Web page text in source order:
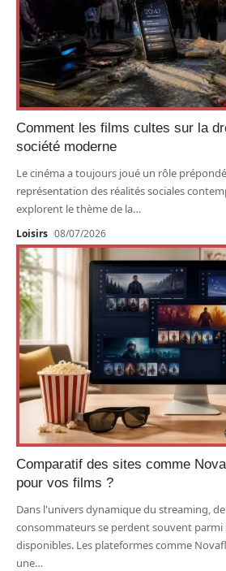
Comment les films cultes sur la
société moderne
Le cinéma a toujours joué un rôle
représentation des réalités sociales
explorent le thème de la…
Loisirs 08/07/2026
Comparatif des sites comme
pour vos films ?
Dans l'univers dynamique du streaming,
consommateurs se perdent souvent parmi
disponibles. Les plateformes comme
une…